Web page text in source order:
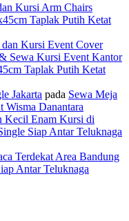
Kursi Arm Chairs
Taplak Putih Ketat
Kursi Event Cover
Sewa Kursi Event Kantor
Taplak Putih Ketat
Jakarta pada Sewa Meja
Wisma Danantara
Kecil Enam Kursi di
Siap Antar Teluknaga
Terdekat Area Bandung
Antar Teluknaga